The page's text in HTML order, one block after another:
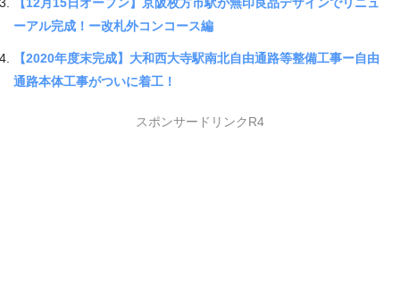
【12月15日オープン】京阪枚方市駅が無印良品デザインでリニュ
ーアル完成！ー改札外コンコース編
【2020年度末完成】大和西大寺駅南北自由通路等整備工事ー自由
通路本体工事がついに着工！
スポンサードリンクR4